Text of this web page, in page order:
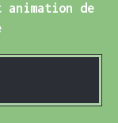
animation de